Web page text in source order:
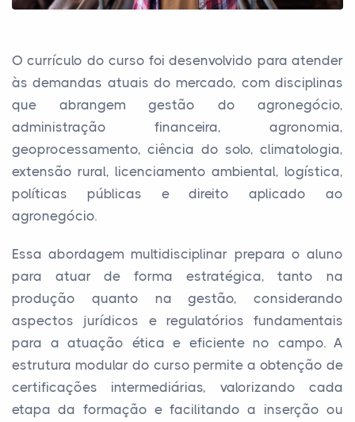
O currículo do curso foi desenvolvido para atender
às demandas atuais do mercado, com disciplinas
que abrangem gestão do agronegócio,
administração financeira, agronomia,
geoprocessamento, ciência do solo, climatologia,
extensão rural, licenciamento ambiental, logística,
políticas públicas e direito aplicado ao
agronegócio.
Essa abordagem multidisciplinar prepara o aluno
para atuar de forma estratégica, tanto na
produção quanto na gestão, considerando
aspectos jurídicos e regulatórios fundamentais
para a atuação ética e eficiente no campo. A
estrutura modular do curso permite a obtenção de
certificações intermediárias, valorizando cada
etapa da formação e facilitando a inserção ou